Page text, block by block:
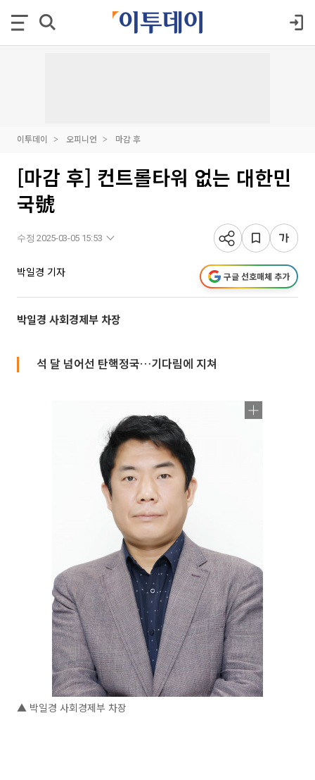
이투데이 오피니언 마감 후
[마감 후] 컨트롤타워 없는 대한민
국號
수정 2025-03-05 15:53
박일경 기자 구글 선호매체 추가
박일경 사회경제부 차장
석 달 넘어선 탄핵정국…기다림에 지쳐
▲ 박일경 사회경제부 차장